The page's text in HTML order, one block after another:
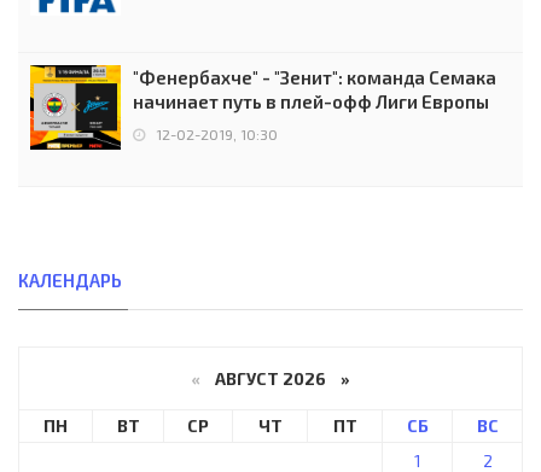
"Фенербахче" - "Зенит": команда Семака
начинает путь в плей-офф Лиги Европы
12-02-2019, 10:30
КАЛЕНДАРЬ
« АВГУСТ 2026 »
ПН ВТ СР ЧТ ПТ СБ
ВС
1
2